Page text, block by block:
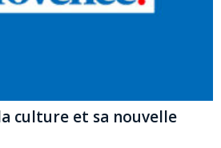
culture et sa nouvelle